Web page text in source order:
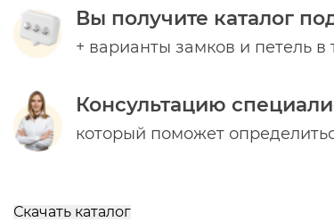
Вы получите каталог
+ варианты замков и петель в
Консультацию
который поможет
Скачать каталог